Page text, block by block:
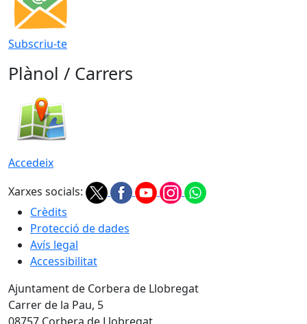
Subscriu-te
Plànol / Carrers
Accedeix
Xarxes socials:
Crèdits
Protecció de dades
Avís legal
Accessibilitat
Ajuntament de Corbera de Llobregat
Carrer de la Pau, 5